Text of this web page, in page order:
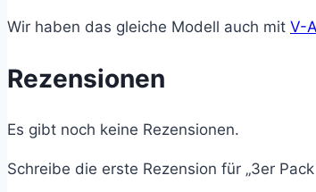
Wir haben das gleiche Modell auch mit V-
Rezensionen
Es gibt noch keine Rezensionen.
Schreibe die erste Rezension für „3er